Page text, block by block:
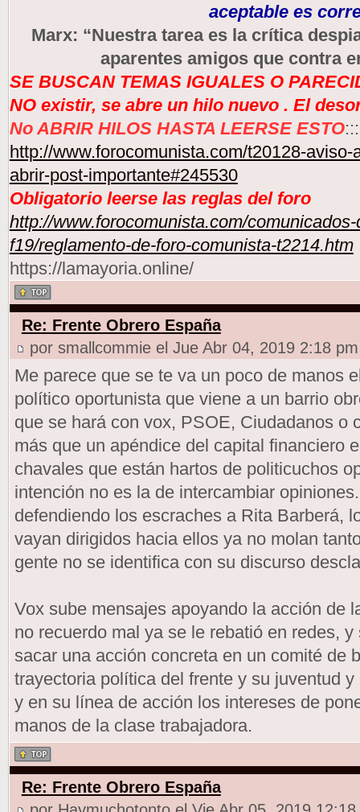
aceptable es
Marx: “Nuestra tarea es la crítica
aparentes amigos que contra
SE BUSCAN TEMAS IGUALES O
NO existir, se abre un hilo nuevo . El
No ABRIR HILOS HASTA LEERSE ESTO:::
http://www.forocomunista.com/t20128-
abrir-post-importante#245530
Obligatorio leerse las reglas del foro
http://www.forocomunista.com/
f19/reglamento-de-foro-comunista-t2214.htm
https://lamayoria.online/
Re: Frente Obrero España
por smallcommie el Jue Abr 04, 2019 2:18 pm
Me parece que se te va un poco de manos
político oportunista que viene a un barrio
que se hará con vox, PSOE, Ciudadanos o
más que un apéndice del capital financiero
chavales que están hartos de politicuchos
intención no es la de intercambiar
defendiendo los escraches a Rita Barberá,
vayan dirigidos hacia ellos ya no molan
gente no se identifica con su discurso
Vox sube mensajes apoyando la acción de
no recuerdo mal ya se le rebatió en redes,
sacar una acción concreta en un comité de
trayectoria política del frente y su juventud
y en su línea de acción los intereses de
manos de la clase trabajadora.
Re: Frente Obrero España